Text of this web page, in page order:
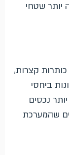
יותר שטחי
קצרות,
ביחסי
נכסים
שהמערכת